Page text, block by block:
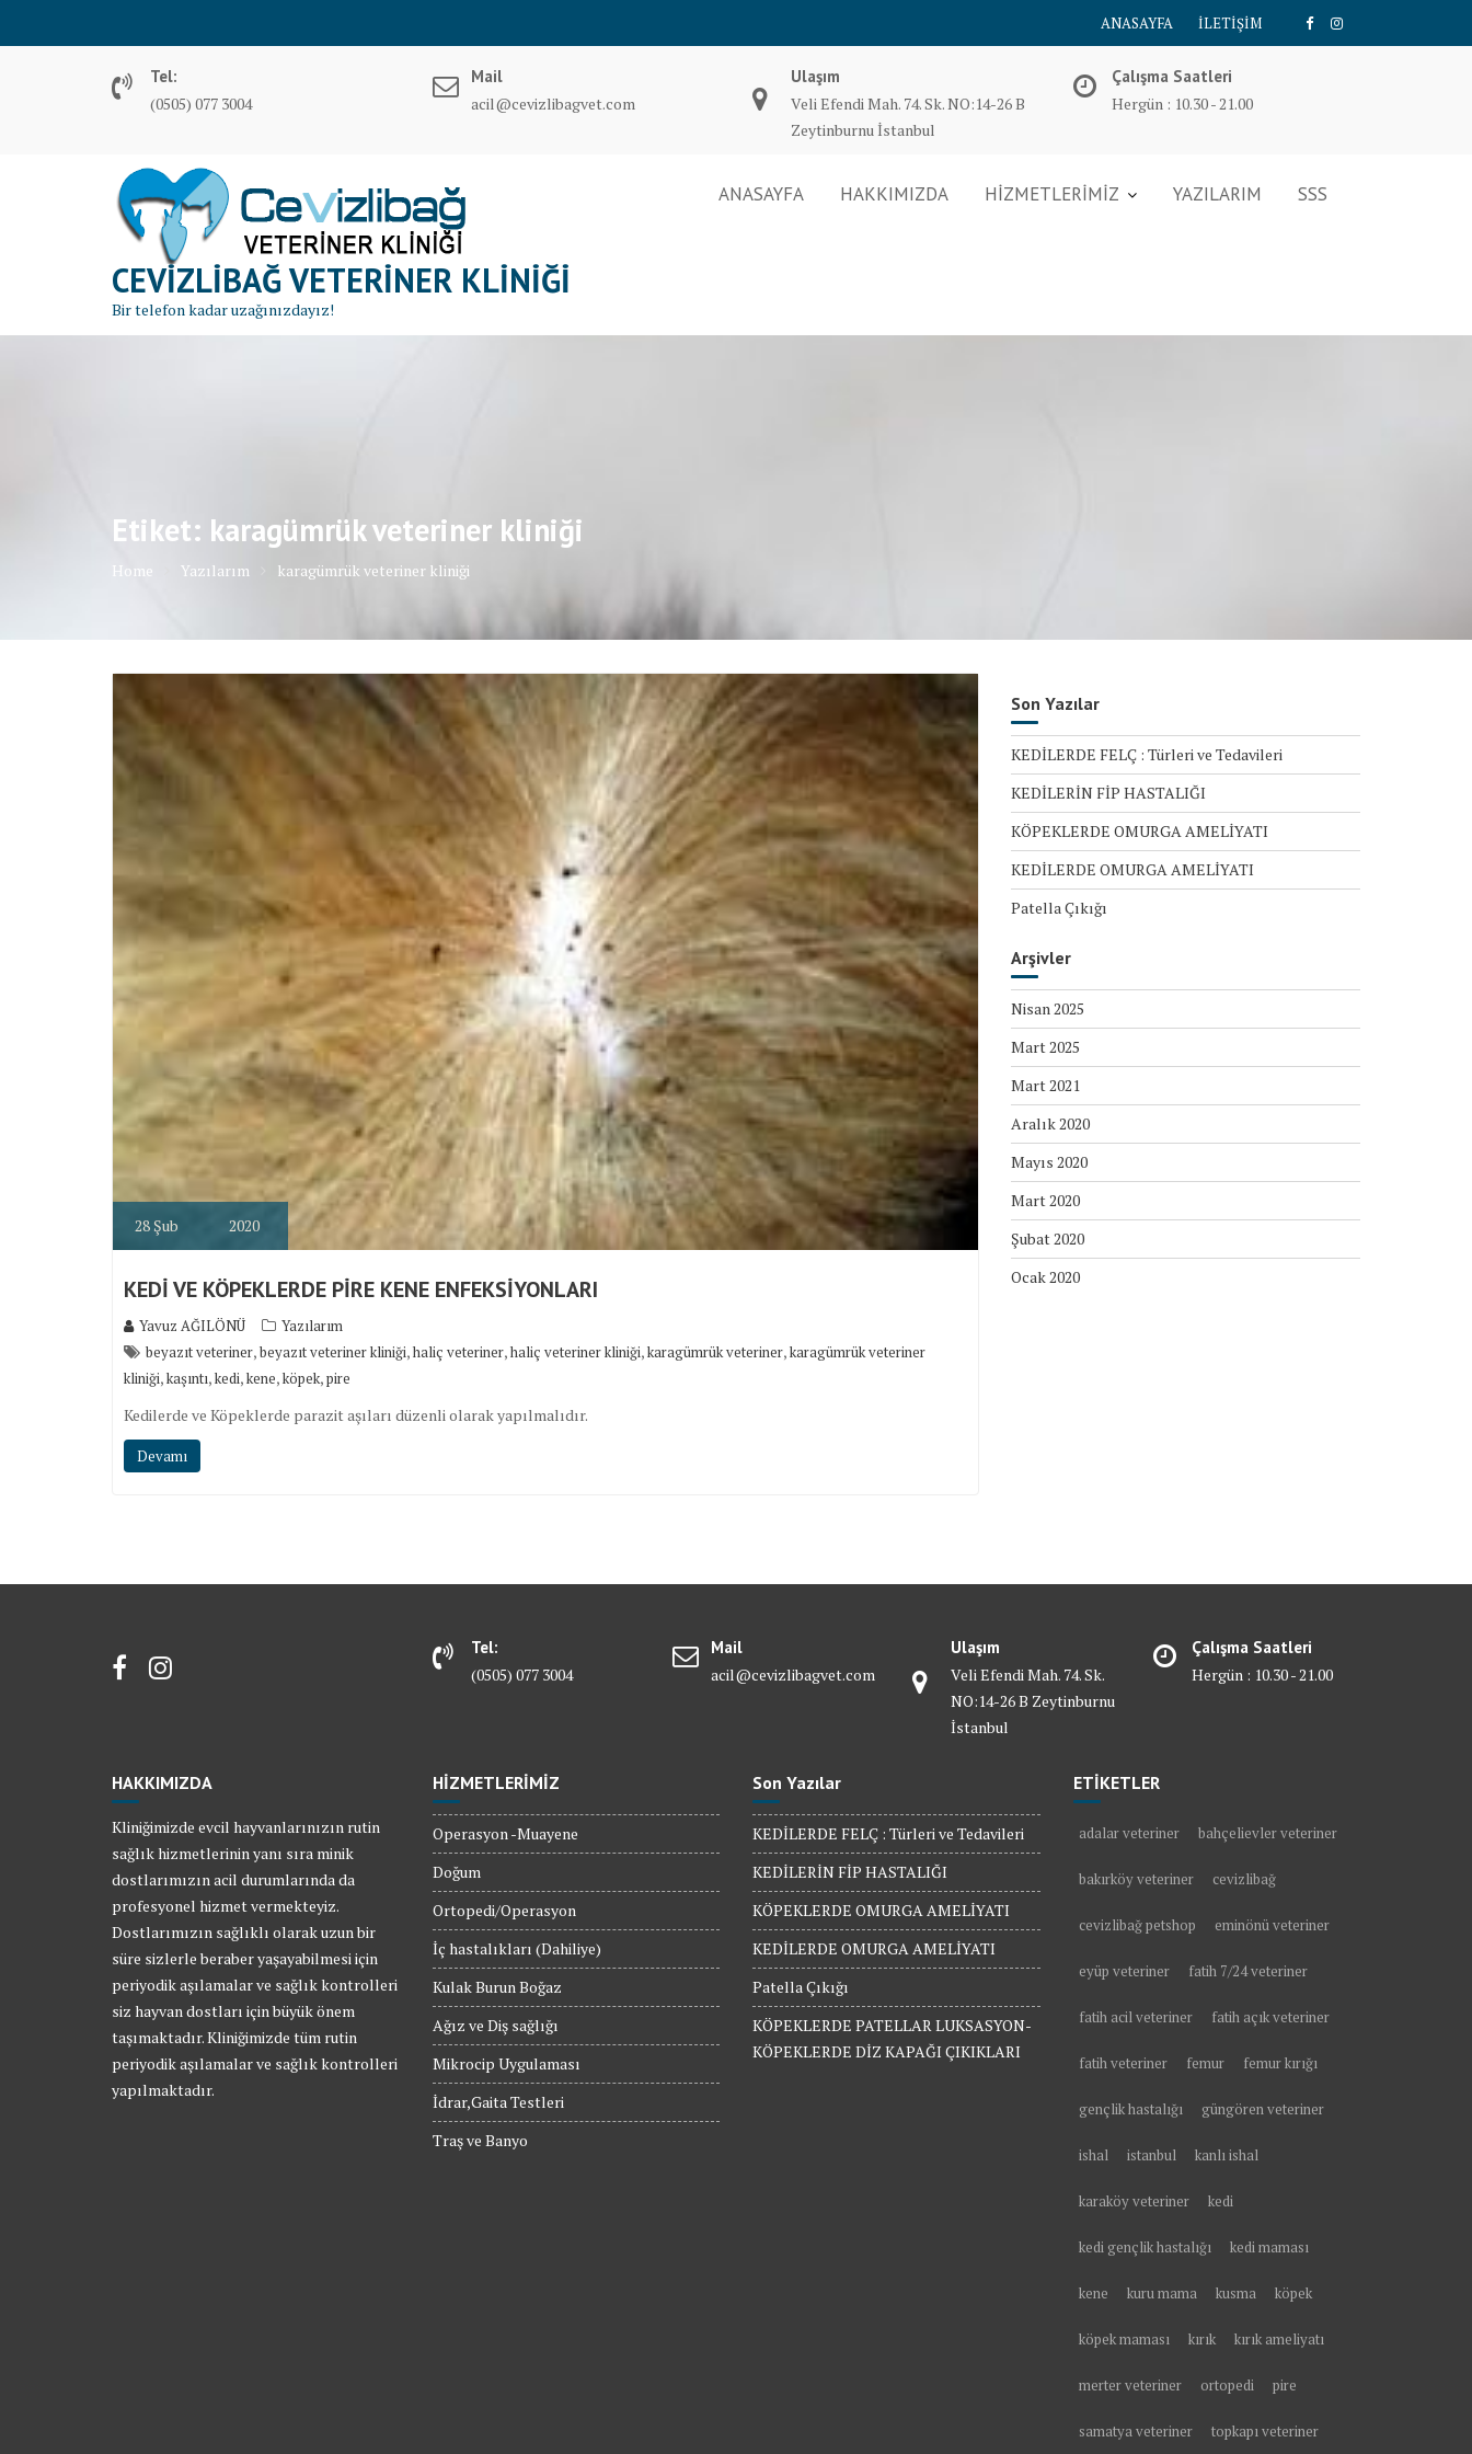
ANASAYFA İLETİŞİM
Tel:
(0505) 077 3004
Mail
acil@cevizlibagvet.com
Ulaşım
Veli Efendi Mah. 74. Sk. NO:14-26 B
Zeytinburnu İstanbul
Çalışma Saatleri
Hergün : 10.30 - 21.00
CEVIZLIBAĞ VETERINER KLINIĞI
Bir telefon kadar uzağınızdayız!
ANASAYFA HAKKIMIZDA HİZMETLERİMİZ YAZILARIM SSS
Etiket: karagümrük veteriner kliniği
Home Yazılarım karagümrük veteriner kliniği
28 Şub 2020
KEDİ VE KÖPEKLERDE PİRE KENE ENFEKSİYONLARI
Yavuz AĞILÖNÜ
Yazılarım
beyazıt veteriner,beyazıt veteriner kliniği,haliç veteriner,haliç veteriner kliniği,karagümrük veteriner,karagümrük veteriner
kliniği,kaşıntı,kedi,kene,köpek,pire
Kedilerde ve Köpeklerde parazit aşıları düzenli olarak yapılmalıdır.
Devamı
Son Yazılar
KEDİLERDE FELÇ : Türleri ve Tedavileri
KEDİLERİN FİP HASTALIĞI
KÖPEKLERDE OMURGA AMELİYATI
KEDİLERDE OMURGA AMELİYATI
Patella Çıkığı
Arşivler
Nisan 2025
Mart 2025
Mart 2021
Aralık 2020
Mayıs 2020
Mart 2020
Şubat 2020
Ocak 2020
Tel:
(0505) 077 3004
Mail
acil@cevizlibagvet.com
Ulaşım
Veli Efendi Mah. 74. Sk.
NO:14-26 B Zeytinburnu
İstanbul
Çalışma Saatleri
Hergün : 10.30 - 21.00
HAKKIMIZDA
Kliniğimizde evcil hayvanlarınızın rutin
sağlık hizmetlerinin yanı sıra minik
dostlarımızın acil durumlarında da
profesyonel hizmet vermekteyiz.
Dostlarımızın sağlıklı olarak uzun bir
süre sizlerle beraber yaşayabilmesi için
periyodik aşılamalar ve sağlık kontrolleri
siz hayvan dostları için büyük önem
taşımaktadır. Kliniğimizde tüm rutin
periyodik aşılamalar ve sağlık kontrolleri
yapılmaktadır.
HİZMETLERİMİZ
Operasyon -Muayene
Doğum
Ortopedi/Operasyon
İç hastalıkları (Dahiliye)
Kulak Burun Boğaz
Ağız ve Diş sağlığı
Mikrocip Uygulaması
İdrar,Gaita Testleri
Traş ve Banyo
Son Yazılar
KEDİLERDE FELÇ : Türleri ve Tedavileri
KEDİLERİN FİP HASTALIĞI
KÖPEKLERDE OMURGA AMELİYATI
KEDİLERDE OMURGA AMELİYATI
Patella Çıkığı
KÖPEKLERDE PATELLAR LUKSASYON-
KÖPEKLERDE DİZ KAPAĞI ÇIKIKLARI
ETİKETLER
adalar veteriner bahçelievler veteriner
bakırköy veteriner cevizlibağ
cevizlibağ petshop eminönü veteriner
eyüp veteriner fatih 7/24 veteriner
fatih acil veteriner fatih açık veteriner
fatih veteriner femur femur kırığı
gençlik hastalığı güngören veteriner
ishal istanbul kanlı ishal
karaköy veteriner kedi
kedi gençlik hastalığı kedi maması
kene kuru mama kusma köpek
köpek maması kırık kırık ameliyatı
merter veteriner ortopedi pire
samatya veteriner topkapı veteriner